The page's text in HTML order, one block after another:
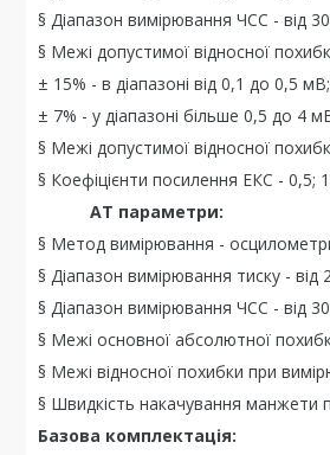
§ Діапазон вимірювання ЧСС - від
§ Межі допустимої відносної
± 15% - в діапазоні від 0,1 до 0,5 мВ;
± 7% - у діапазоні більше 0,5 до 4
§ Межі допустимої відносної
§ Коефіцієнти посилення ЕКС - 0,5;
АТ параметри:
§ Метод вимірювання -
§ Діапазон вимірювання тиску -
§ Діапазон вимірювання ЧСС - від
§ Межі основної абсолютної
§ Межі відносної похибки при
§ Швидкість накачування манжети
Базова комплектація: